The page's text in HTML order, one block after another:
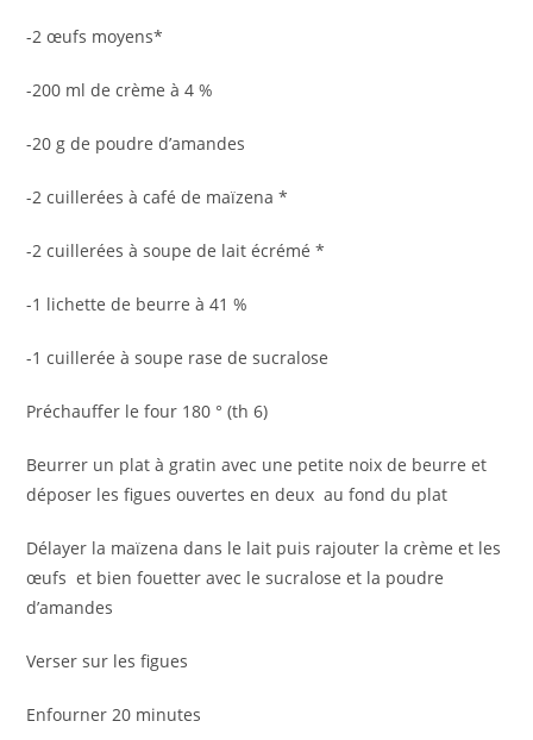
-2 œufs moyens*
-200 ml de crème à 4 %
-20 g de poudre d’amandes
-2 cuillerées à café de maïzena *
-2 cuillerées à soupe de lait écrémé *
-1 lichette de beurre à 41 %
-1 cuillerée à soupe rase de sucralose
Préchauffer le four 180 ° (th 6)
Beurrer un plat à gratin avec une petite noix de beurre et
déposer les figues ouvertes en deux au fond du plat
Délayer la maïzena dans le lait puis rajouter la crème et les
œufs et bien fouetter avec le sucralose et la poudre
d’amandes
Verser sur les figues
Enfourner 20 minutes